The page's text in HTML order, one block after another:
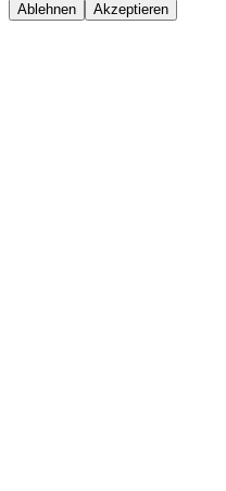
Ablehnen Akzeptieren